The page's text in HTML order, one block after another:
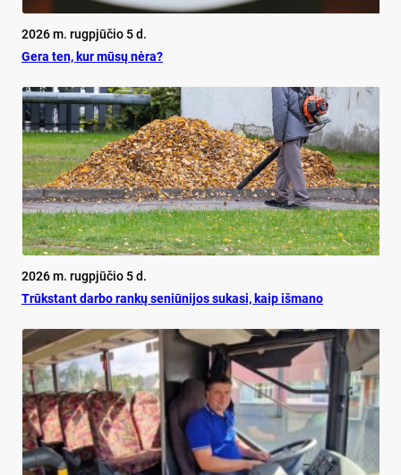
2026 m. rugpjūčio 5 d.
Ge­ra ten, kur mū­sų nė­ra?
2026 m. rugpjūčio 5 d.
Trūks­tant dar­bo ran­kų se­niū­ni­jos su­ka­si, kaip iš­ma­no